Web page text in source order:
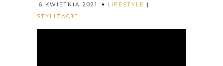
6 KWIETNIA 2021 LIFESTYLE
|
STYLIZACJE